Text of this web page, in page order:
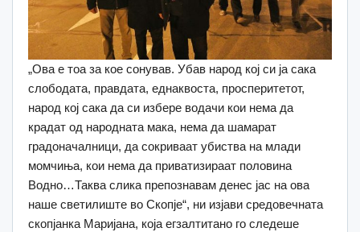
„Ова е тоа за кое сонував. Убав народ кој си ја сака
слободата, правдата, еднаквоста, просперитетот,
народ кој сака да си избере водачи кои нема да
крадат од народната мака, нема да шамарат
градоначалници, да сокриваат убиства на млади
момчиња, кои нема да приватизираат половина
Водно…Таква слика препознавам денес јас на ова
наше светилиште во Скопје“, ни изјави средовечната
скопјанка Маријана, која егзалтитано го следеше